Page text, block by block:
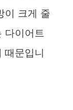
이 크게 줄
다이어트
때문입니